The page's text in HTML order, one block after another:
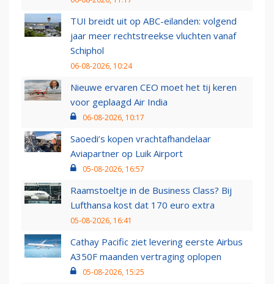
TUI breidt uit op ABC-eilanden: volgend
jaar meer rechtstreekse vluchten vanaf
Schiphol
06-08-2026, 10:24
Nieuwe ervaren CEO moet het tij keren
voor geplaagd Air India
06-08-2026, 10:17
Saoedi’s kopen vrachtafhandelaar
Aviapartner op Luik Airport
05-08-2026, 16:57
Raamstoeltje in de Business Class? Bij
Lufthansa kost dat 170 euro extra
05-08-2026, 16:41
Cathay Pacific ziet levering eerste Airbus
A350F maanden vertraging oplopen
05-08-2026, 15:25